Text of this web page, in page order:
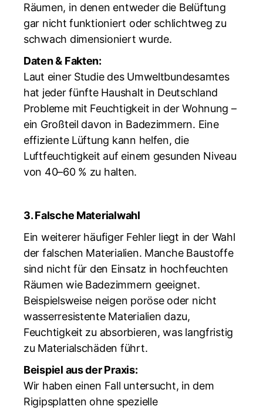
Räumen, in denen entweder die Belüftung
gar nicht funktioniert oder schlichtweg zu
schwach dimensioniert wurde.
Daten & Fakten:
Laut einer Studie des Umweltbundesamtes
hat jeder fünfte Haushalt in Deutschland
Probleme mit Feuchtigkeit in der Wohnung –
ein Großteil davon in Badezimmern. Eine
effiziente Lüftung kann helfen, die
Luftfeuchtigkeit auf einem gesunden Niveau
von 40–60 % zu halten.
3. Falsche Materialwahl
Ein weiterer häufiger Fehler liegt in der Wahl
der falschen Materialien. Manche Baustoffe
sind nicht für den Einsatz in hochfeuchten
Räumen wie Badezimmern geeignet.
Beispielsweise neigen poröse oder nicht
wasserresistente Materialien dazu,
Feuchtigkeit zu absorbieren, was langfristig
zu Materialschäden führt.
Beispiel aus der Praxis:
Wir haben einen Fall untersucht, in dem
Rigipsplatten ohne spezielle